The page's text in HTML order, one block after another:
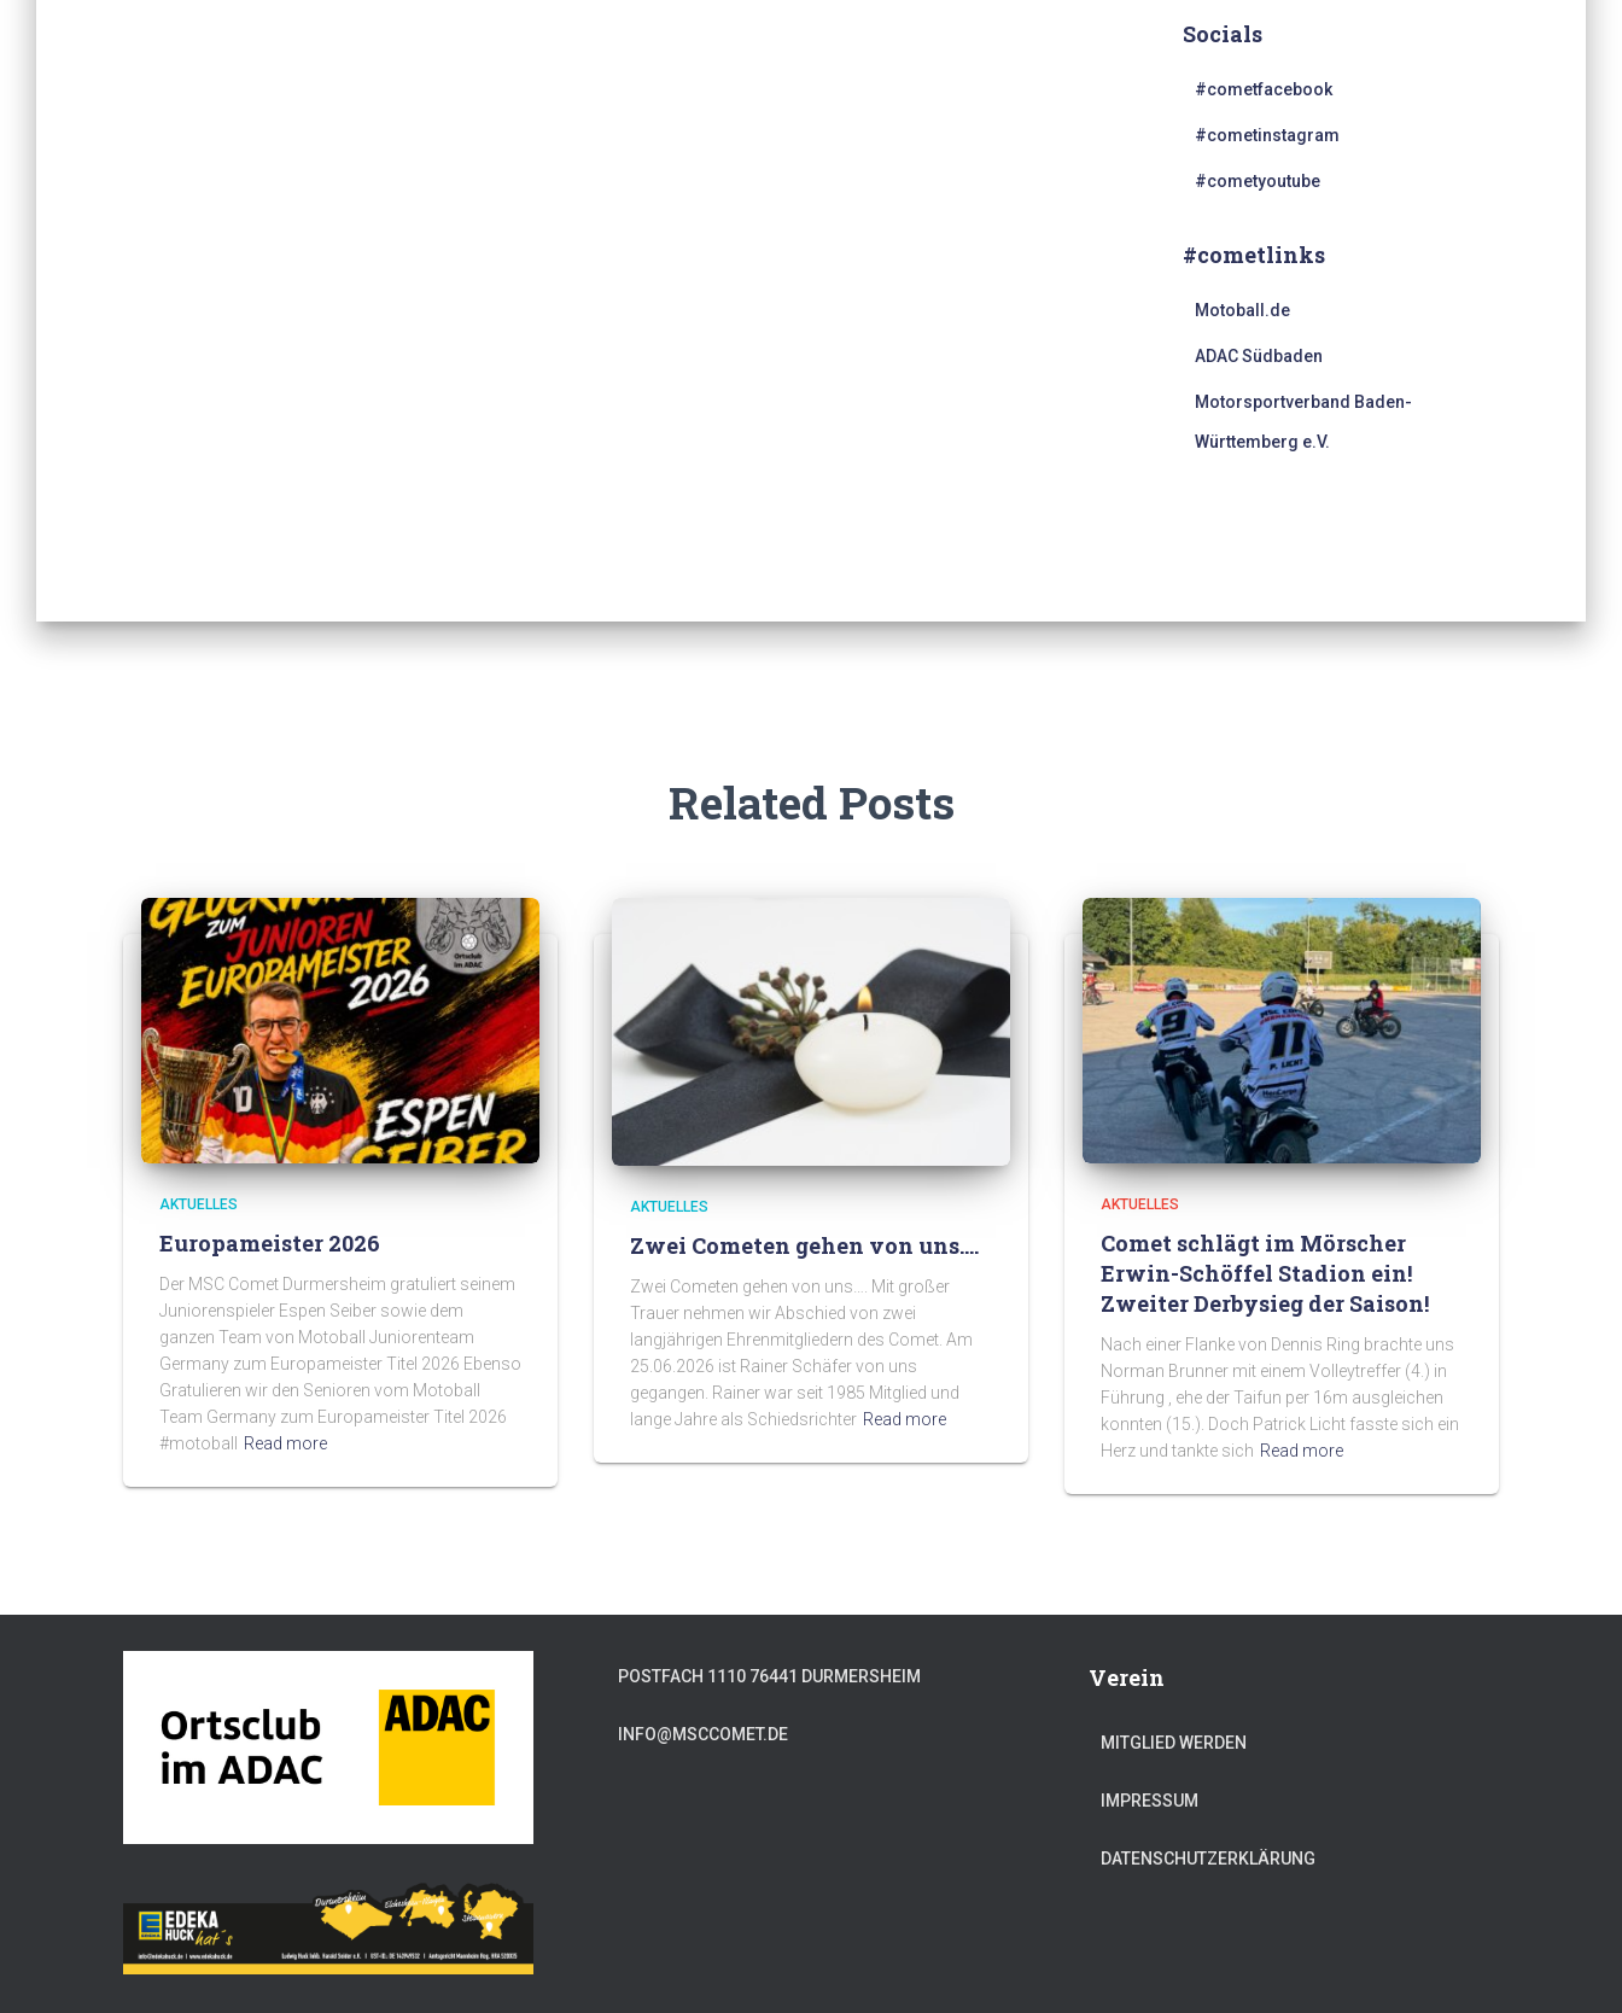
Socials
#cometfacebook
#cometinstagram
#cometyoutube
#cometlinks
Motoball.de
ADAC Südbaden
Motorsportverband Baden-
Württemberg e.V.
Related Posts
AKTUELLES
Europameister 2026
Der MSC Comet Durmersheim gratuliert seinem
Juniorenspieler Espen Seiber sowie dem
ganzen Team von Motoball Juniorenteam
Germany zum Europameister Titel 2026 Ebenso
Gratulieren wir den Senioren vom Motoball
Team Germany zum Europameister Titel 2026
#motoball
Read more
AKTUELLES
Zwei Cometen gehen von uns….
Zwei Cometen gehen von uns…. Mit großer
Trauer nehmen wir Abschied von zwei
langjährigen Ehrenmitgliedern des Comet. Am
25.06.2026 ist Rainer Schäfer von uns
gegangen. Rainer war seit 1985 Mitglied und
lange Jahre als Schiedsrichter Read more
AKTUELLES
Comet schlägt im Mörscher
Erwin-Schöffel Stadion ein!
Zweiter Derbysieg der Saison!
Nach einer Flanke von Dennis Ring brachte uns
Norman Brunner mit einem Volleytreffer (4.) in
Führung , ehe der Taifun per 16m ausgleichen
konnten (15.). Doch Patrick Licht fasste sich ein
Herz und tankte sich Read more
POSTFACH 1110 76441 DURMERSHEIM
INFO@MSCCOMET.DE
Verein
MITGLIED WERDEN
IMPRESSUM
DATENSCHUTZERKLÄRUNG